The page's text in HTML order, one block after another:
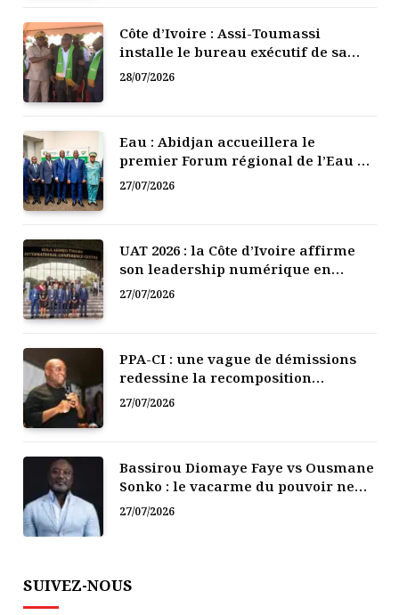
Côte d’Ivoire : Assi-Toumassi
installe le bureau exécutif de sa
mutuelle de développement
28/07/2026
Eau : Abidjan accueillera le
premier Forum régional de l’Eau de
l’Afrique de l’Ouest
27/07/2026
UAT 2026 : la Côte d’Ivoire affirme
son leadership numérique en
Afrique
27/07/2026
PPA-CI : une vague de démissions
redessine la recomposition
politique
27/07/2026
Bassirou Diomaye Faye vs Ousmane
Sonko : le vacarme du pouvoir ne
doit pas faire oublier les liens de la
Fraternité
27/07/2026
SUIVEZ-NOUS